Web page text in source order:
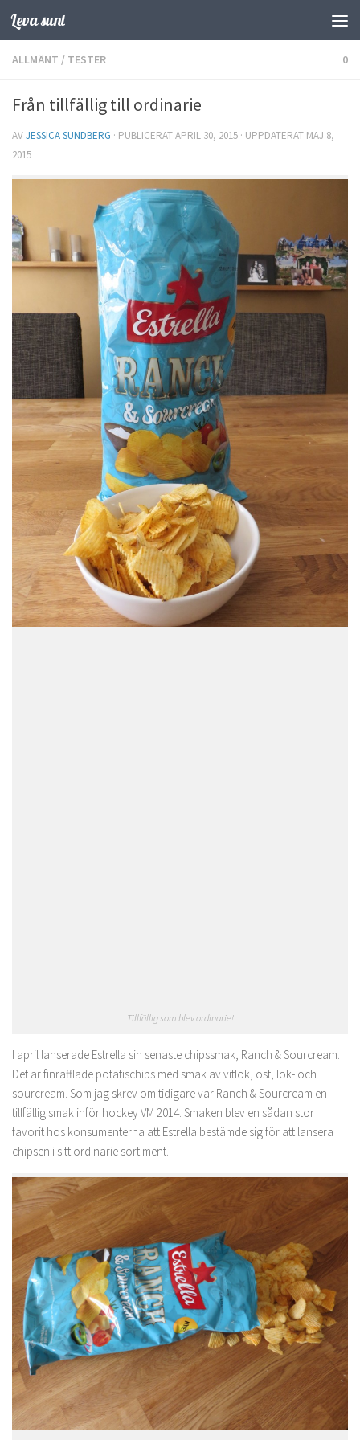
Hoppa till innehåll
Leva sunt
ALLMÄNT / TESTER 0
Från tillfällig till ordinarie
AVJESSICA SUNDBERG · PUBLICERATAPRIL 30, 2015 · UPPDATERAT MAJ 8,
2015
Tillfällig som blev ordinarie!
I april lanserade Estrella sin senaste chipssmak, Ranch & Sourcream.
Det är finräfflade potatischips med smak av vitlök, ost, lök- och
sourcream. Som jag skrev om tidigare var Ranch & Sourcream en
tillfällig smak inför hockey VM 2014. Smaken blev en sådan stor
favorit hos konsumenterna att Estrella bestämde sig för att lansera
chipsen i sitt ordinarie sortiment.